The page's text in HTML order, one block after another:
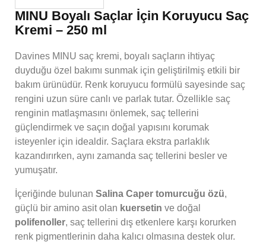
MINU Boyalı Saçlar İçin Koruyucu Saç
Kremi – 250 ml
Davines MINU saç kremi, boyalı saçların ihtiyaç
duyduğu özel bakımı sunmak için geliştirilmiş etkili bir
bakım ürünüdür. Renk koruyucu formülü sayesinde saç
rengini uzun süre canlı ve parlak tutar. Özellikle saç
renginin matlaşmasını önlemek, saç tellerini
güçlendirmek ve saçın doğal yapısını korumak
isteyenler için idealdir. Saçlara ekstra parlaklık
kazandırırken, aynı zamanda saç tellerini besler ve
yumuşatır.
İçeriğinde bulunan Salina Caper tomurcuğu özü,
güçlü bir amino asit olan kuersetin ve doğal
polifenoller, saç tellerini dış etkenlere karşı korurken
renk pigmentlerinin daha kalıcı olmasına destek olur.